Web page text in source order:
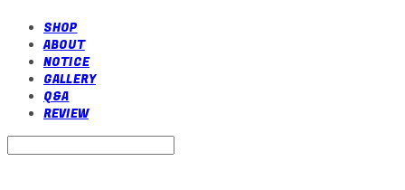
SHOP
ABOUT
NOTICE
GALLERY
Q&A
REVIEW